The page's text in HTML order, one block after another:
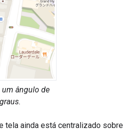
ângulo de
tela ainda está centralizado sobre